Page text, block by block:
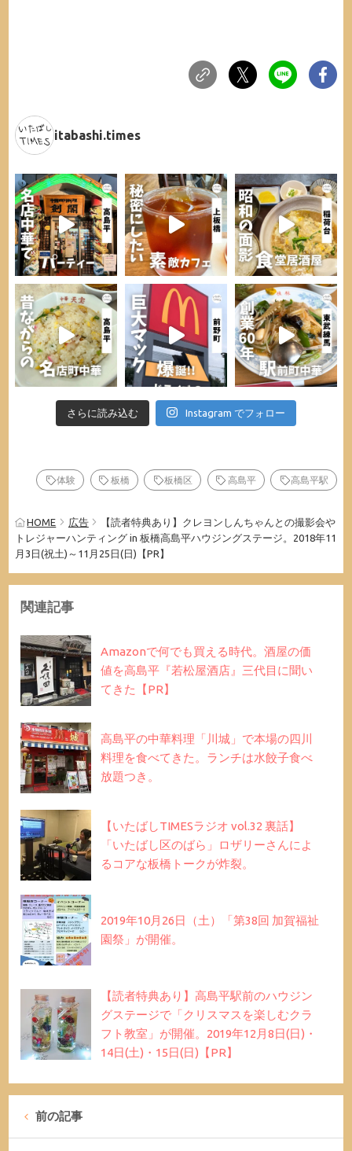
itabashi.times
さらに読み込む Instagram でフォロー
体験 板橋 板橋区 高島平 高島平駅
HOME 広告
【読者特典あり】クレヨンしんちゃんとの撮影会や
トレジャーハンティング in 板橋高島平ハウジングステージ。2018年11
月3日(祝土)～11月25日(日)【PR】
関連記事
Amazonで何でも買える時代。酒屋の価
値を高島平『若松屋酒店』三代目に聞い
てきた【PR】
高島平の中華料理「川城」で本場の四川
料理を食べてきた。ランチは水餃子食べ
放題つき。
【いたばしTIMESラジオ vol.32 裏話】
「いたばし区のばら」ロザリーさんによ
るコアな板橋トークが炸裂。
2019年10月26日（土）「第38回 加賀福祉
園祭」が開催。
【読者特典あり】高島平駅前のハウジン
グステージで「クリスマスを楽しむクラ
フト教室」が開催。2019年12月8日(日)・
14日(土)・15日(日)【PR】
前の記事